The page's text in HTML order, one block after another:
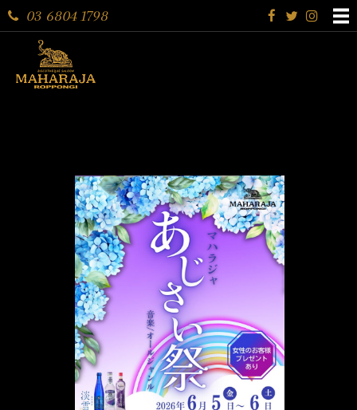
03 6804 1798